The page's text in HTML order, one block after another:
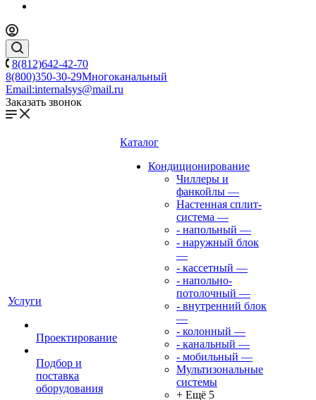
8(812)642-42-70
8(800)350-30-29Многоканальный
Email:internalsys@mail.ru
Заказать звонок
Услуги
Проектирование
Подбор и
поставка
оборудования
Каталог
Кондиционирование
Чиллеры и
фанкойлы —
Настенная сплит-
система —
- напольный —
- наружный блок
—
- кассетный —
- напольно-
потолочный —
- внутренний блок
—
- колонный —
- канальный —
- мобильный —
Мультизональные
системы
+ Ещё 5